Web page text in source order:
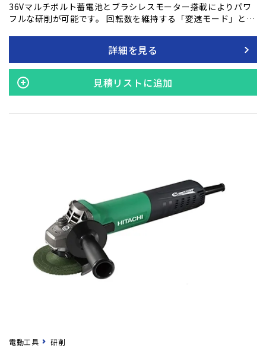
36Vマルチボルト蓄電池とブラシレスモーター搭載によりパワ
フルな研削が可能です。 回転数を維持する「変速モード」と、
詳細を見る
見積リストに追加
電動工具 研削